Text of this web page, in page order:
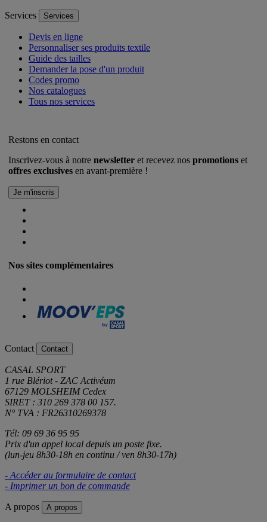
Services Services
Devis en ligne
Personnaliser ses produits textile
Guide des tailles
Demander la pose d'un produit
Codes promo
Nos catalogues
Tous nos services
Restons en contact
Inscrivez-vous à notre newsletter et recevez nos promotions et
offres exclusives en avant-première !
Nos sites complémentaires
Contact Contact
CASAL SPORT
1 rue Blériot - ZAC Activéum
67129 MOLSHEIM Cedex
SIRET : 310 269 378 00 157.
N° TVA : FR26310269378
Tél: 09 69 36 95 95
Prix d'un appel local depuis un poste fixe.
(lun-jeu 8h30-18h en continu / ven 8h30-17h)
- Accéder au formulaire de contact
- Imprimer un bon de commande
A propos A propos